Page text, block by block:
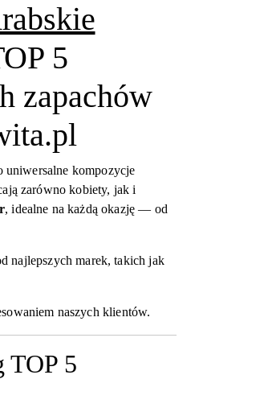
5
zapachów
uniwersalne kompozycje
zarówno kobiety, jak i
, idealne na każdą okazję — od
najlepszych marek, takich jak
naszych klientów.
TOP 5